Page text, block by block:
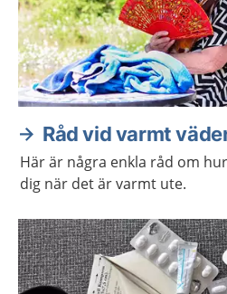
Råd vid varmt
Här är några enkla råd om
dig när det är varmt ute.